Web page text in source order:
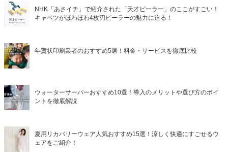
NHK「あさイチ」で紹介された「天才ピーラー」のここがすごい！
キャベツがほわほわ4枚刃ピーラーの魅力に迫る！
年賀状印刷業者のおすすめ5選！料金・サービスを徹底比較
ウォーターサーバーおすすめ10選！導入のメリットや選び方のポイ
ントを徹底解説
夏用リカバリーウェア人気おすすめ15選！涼しく快適にすごせるウ
ェアをご紹介！